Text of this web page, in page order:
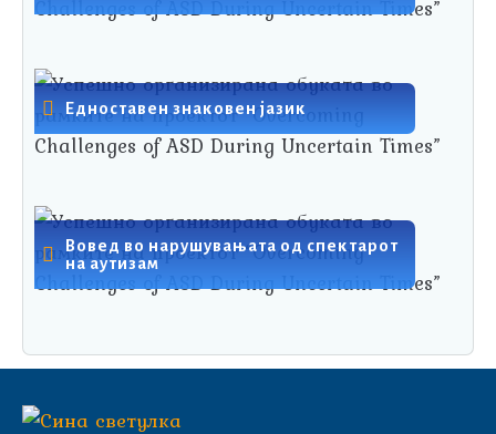
Едноставен знаковен јазик
Вовед во нарушувањата од спектарот
на аутизам